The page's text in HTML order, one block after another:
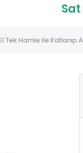
Sat
Tek Hamle ile Katlanıp